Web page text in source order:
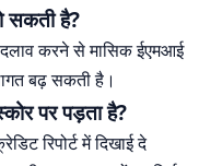
सकती है?
करने से मासिक ईएमआई
बढ़ सकती है।
पर पड़ता है?
रिपोर्ट में दिखाई दे